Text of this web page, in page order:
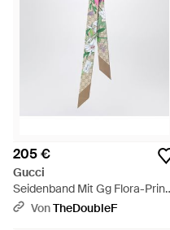
205 €
Gucci
Seidenband Mit Gg Flora-Print
- Grün
VonTheDoubleF